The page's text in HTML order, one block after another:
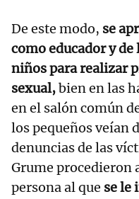
De este modo, se
como educador y
niños para realizar
sexual,bien en las
en el salón común
los pequeños veían
denuncias de las
Grume procedieron
persona al que se le